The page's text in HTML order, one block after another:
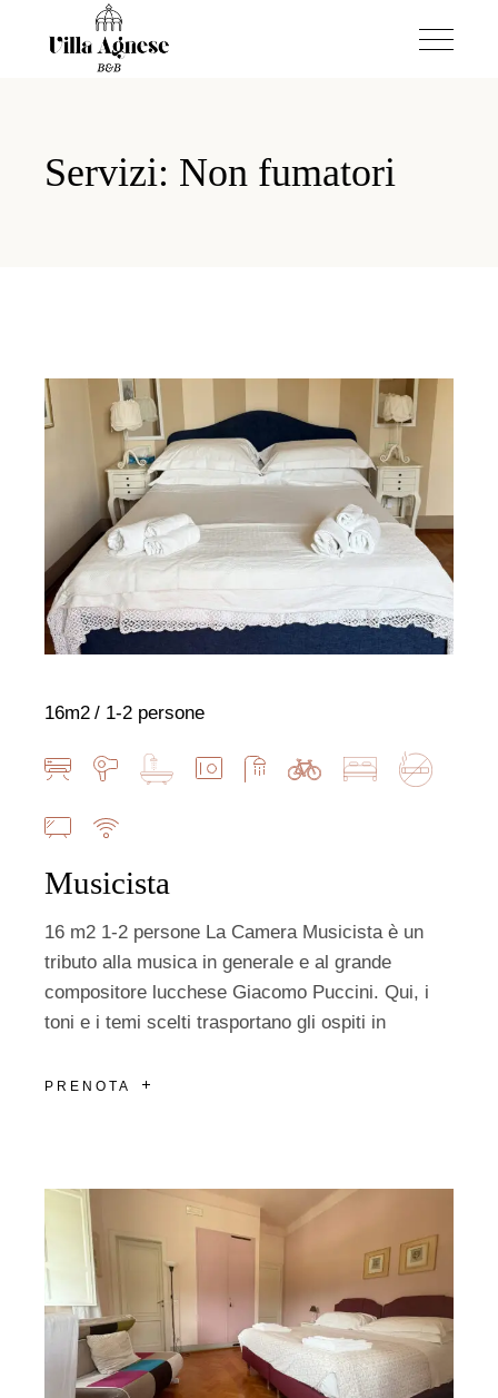
Servizi: Non fumatori
Musicista
16 m2 1-2 persone La Camera Musicista è un
tributo alla musica in generale e al grande
compositore lucchese Giacomo Puccini. Qui, i
toni e i temi scelti trasportano gli ospiti in
PRENOTA
16m2 1-2 persone